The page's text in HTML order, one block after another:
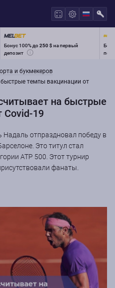
Бонус 100% до250 $на первый
депозит
и букмекеров
темпы вакцинации от
на быстрые
Covid-19
отпраздновал победу в
Это титул стал
ATP 500. Этот турнир
фанаты.